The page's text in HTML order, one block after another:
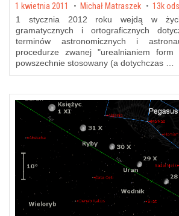
Posted on
1 kwietnia 2011 by Michał Matraszek 13k
1 stycznia 2012 roku wejdą w
gramatycznych i ortograficznych
terminów astronomicznych i
procedurze zwanej "urealnianiem form
powszechnie stosowany (a dotychczas …